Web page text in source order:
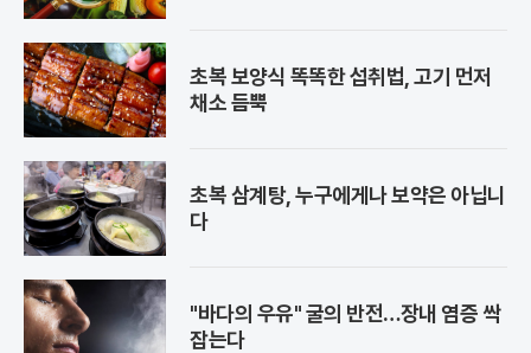
초복 보양식 똑똑한 섭취법, 고기 먼저
채소 듬뿍
초복 삼계탕, 누구에게나 보약은 아닙니
다
"바다의 우유" 굴의 반전…장내 염증 싹
잡는다